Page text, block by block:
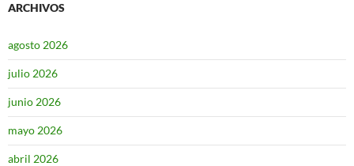
ARCHIVOS
agosto 2026
julio 2026
junio 2026
mayo 2026
abril 2026